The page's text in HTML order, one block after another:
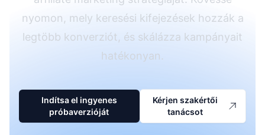
nyomon, mely keresési kifejezések hozzák a
legtöbb konverziót, és skálázza kampányait
hatékonyan.
Indítsa el ingyenes
próbaverzióját
Kérjen szakértői
tanácsot